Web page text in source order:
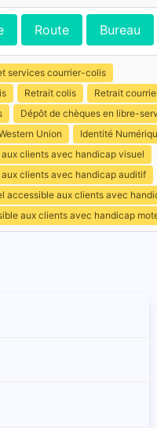
Route Bureau
services courrier-colis
Retrait colis
Retrait
Dépôt de chèques en libre-
Union
Identité
clients avec handicap visuel
clients avec handicap auditif
accessible aux clients avec
aux clients avec handicap